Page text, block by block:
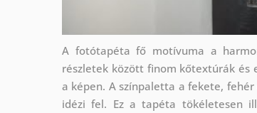
A fotótapéta fő motívuma a
részletek között finom kőtextúrák és
a képen. A színpaletta a fekete,
idézi fel. Ez a tapéta tökéletesen